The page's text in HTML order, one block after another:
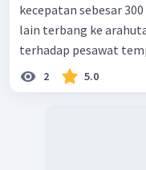
kecepatan sebesar
lain terbang ke
terhadap pesawat
2 5.0